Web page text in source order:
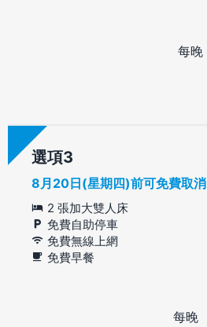
每晚
選項
8月20日(星期四)前可免費取消
2 張加大雙人床
免費自助停車
免費無線上網
免費早餐
每晚